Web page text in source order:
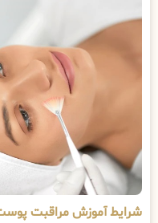
شرایط آموزش مراقبت